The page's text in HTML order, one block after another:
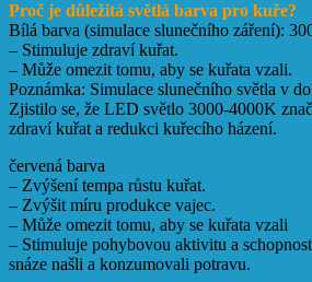
Proč je důležitá světlá barva pro kuře?
Bílá barva (simulace slunečního záření):
– Stimuluje zdraví kuřat.
– Může omezit tomu, aby se kuřata vzali.
Poznámka: Simulace slunečního světla v
Zjistilo se, že LED světlo 3000-4000K
zdraví kuřat a redukci kuřecího házení.
červená barva
– Zvýšení tempa růstu kuřat.
– Zvýšit míru produkce vajec.
– Může omezit tomu, aby se kuřata vzali
– Stimuluje pohybovou aktivitu a
snáze našli a konzumovali potravu.